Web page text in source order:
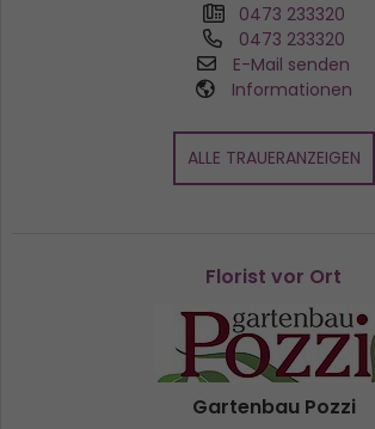
0473 233320
0473 233320
E-Mail senden
Informationen
ALLE TRAUERANZEIGEN
Florist vor Ort
Gartenbau Pozzi